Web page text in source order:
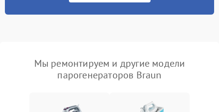
Мы ремонтируем и другие модели
парогенераторов Braun